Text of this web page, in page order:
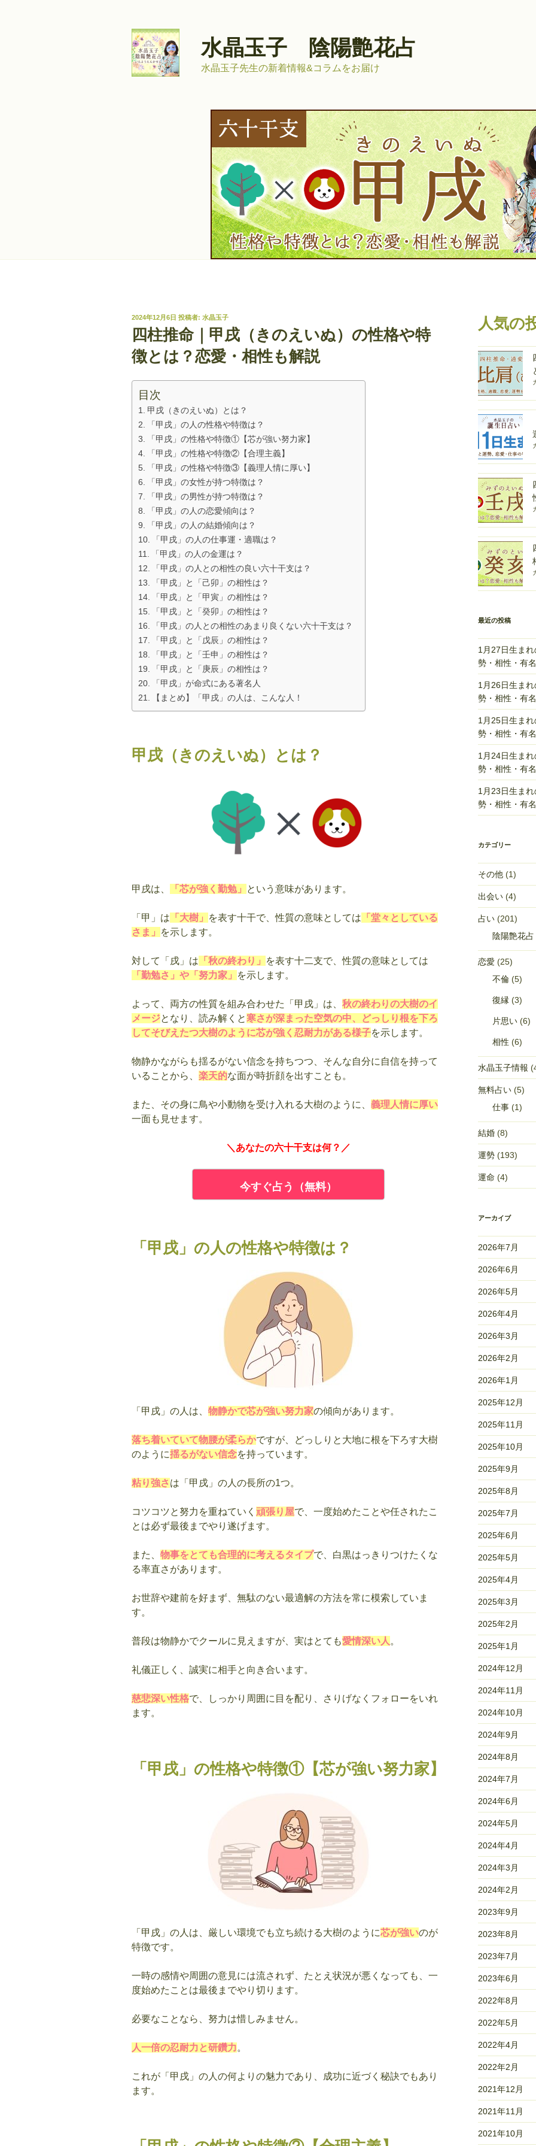
水晶玉子 陰陽艶花占
水晶玉子先生の新着情報&コラムをお届け
投
稿
日:
2024年12月6日 投稿者: 水晶玉子
四柱推命｜甲戌（きのえいぬ）の性格や特
徴とは？恋愛・相性も解説
目次
甲戌（きのえいぬ）とは？
「甲戌」の人の性格や特徴は？
「甲戌」の性格や特徴①【芯が強い努力家】
「甲戌」の性格や特徴②【合理主義】
「甲戌」の性格や特徴③【義理人情に厚い】
「甲戌」の女性が持つ特徴は？
「甲戌」の男性が持つ特徴は？
「甲戌」の人の恋愛傾向は？
「甲戌」の人の結婚傾向は？
「甲戌」の人の仕事運・適職は？
「甲戌」の人の金運は？
「甲戌」の人との相性の良い六十干支は？
「甲戌」と「己卯」の相性は？
「甲戌」と「甲寅」の相性は？
「甲戌」と「癸卯」の相性は？
「甲戌」の人との相性のあまり良くない六十干支は？
「甲戌」と「戊辰」の相性は？
「甲戌」と「壬申」の相性は？
「甲戌」と「庚辰」の相性は？
「甲戌」が命式にある著名人
【まとめ】「甲戌」の人は、こんな人！
甲戌（きのえいぬ）とは？
甲戌は、 「芯が強く勤勉」 という意味があります。
「甲」は 「大樹」 を表す十干で、性質の意味としては 「堂々としている
さま」
を示します。
対して「戌」は 「秋の終わり」
を表す十二支で、性質の意味としては
「勤勉さ」や「努力家」
を示します。
よって、両方の性質を組み合わせた「甲戌」は、 秋の終わりの大樹のイ
メージとなり、読み解くと寒さが深まった空気の中、どっしり根を下ろ
してそびえたつ大樹のように芯が強く忍耐力がある様子を示します。
物静かながらも揺るがない信念を持ちつつ、そんな自分に自信を持って
いることから、 楽天的な面が時折顔を出すことも。
また、その身に鳥や小動物を受け入れる大樹のように、 義理人情に厚い
一面も見せます。
＼あなたの六十干支は何？／
今すぐ占う（無料）
「甲戌」の人の性格や特徴は？
「甲戌」の人は、 物静かで芯が強い努力家の傾向があります。
落ち着いていて物腰が柔らかですが、どっしりと大地に根を下ろす大樹
のように揺るがない信念を持っています。
粘り強さは「甲戌」の人の長所の1つ。
コツコツと努力を重ねていく 頑張り屋で、一度始めたことや任されたこ
とは必ず最後までやり遂げます。
また、 物事をとても合理的に考えるタイプで、白黒はっきりつけたくな
る率直さがあります。
お世辞や建前を好まず、無駄のない最適解の方法を常に模索していま
す。
普段は物静かでクールに見えますが、実はとても愛情深い人 。
礼儀正しく、誠実に相手と向き合います。
慈悲深い性格で、しっかり周囲に目を配り、さりげなくフォローをいれ
ます。
「甲戌」の性格や特徴①【芯が強い努力家】
「甲戌」の人は、厳しい環境でも立ち続ける大樹のように芯が強いのが
特徴です。
一時の感情や周囲の意見には流されず、たとえ状況が悪くなっても、一
度始めたことは最後までやり切ります。
必要なことなら、努力は惜しみません。
人一倍の忍耐力と研鑽力。
これが「甲戌」の人の何よりの魅力であり、成功に近づく秘訣でもあり
ます。
人気の
最近の投稿
1月27日生ま
勢・相性・有
1月26日生ま
勢・相性・有
1月25日生ま
勢・相性・有
1月24日生ま
勢・相性・有
1月23日生ま
勢・相性・有
カテゴリー
その他(1)
出会い(4)
占い(201)
陰陽艶花占
恋愛(25)
不倫(5)
復縁 (3)
片思い(6)
相性 (6)
水晶玉子情報
無料占い(5)
仕事(1)
結婚(8)
運勢(193)
運命 (4)
アーカイブ
2026年7月
2026年6月
2026年5月
2026年4月
2026年3月
2026年2月
2026年1月
2025年12月
2025年11月
2025年10月
2025年9月
2025年8月
2025年7月
2025年6月
2025年5月
2025年4月
2025年3月
2025年2月
2025年1月
2024年12月
2024年11月
2024年10月
2024年9月
2024年8月
2024年7月
2024年6月
2024年5月
2024年4月
2024年3月
2024年2月
2023年9月
2023年8月
2023年7月
2023年6月
2022年8月
2022年5月
2022年4月
2022年2月
2021年12月
2021年11月
2021年10月